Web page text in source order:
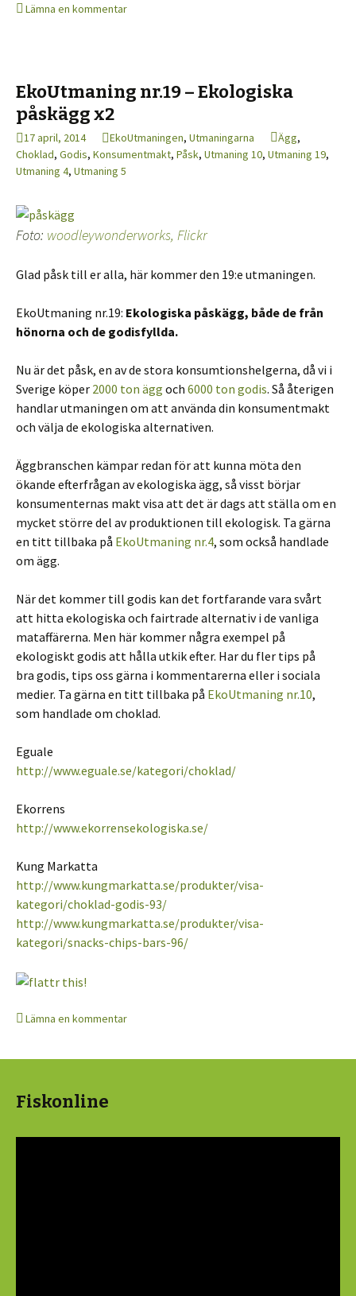
Lämna en kommentar
EkoUtmaning nr.19 – Ekologiska
påskägg x2
17 april, 2014 EkoUtmaningen, Utmaningarna Ägg,
Choklad, Godis, Konsumentmakt, Påsk, Utmaning 10, Utmaning 19,
Utmaning 4, Utmaning 5
Foto: woodleywonderworks, Flickr
Glad påsk till er alla, här kommer den 19:e utmaningen.
EkoUtmaning nr.19: Ekologiska påskägg, både de från
hönorna och de godisfyllda.
Nu är det påsk, en av de stora konsumtionshelgerna, då vi i
Sverige köper 2000 ton ägg och 6000 ton godis. Så återigen
handlar utmaningen om att använda din konsumentmakt
och välja de ekologiska alternativen.
Äggbranschen kämpar redan för att kunna möta den
ökande efterfrågan av ekologiska ägg, så visst börjar
konsumenternas makt visa att det är dags att ställa om en
mycket större del av produktionen till ekologisk. Ta gärna
en titt tillbaka på EkoUtmaning nr.4, som också handlade
om ägg.
När det kommer till godis kan det fortfarande vara svårt
att hitta ekologiska och fairtrade alternativ i de vanliga
mataffärerna. Men här kommer några exempel på
ekologiskt godis att hålla utkik efter. Har du fler tips på
bra godis, tips oss gärna i kommentarerna eller i sociala
medier. Ta gärna en titt tillbaka på EkoUtmaning nr.10,
som handlade om choklad.
Eguale
http://www.eguale.se/kategori/choklad/
Ekorrens
http://www.ekorrensekologiska.se/
Kung Markatta
http://www.kungmarkatta.se/produkter/visa-
kategori/choklad-godis-93/
http://www.kungmarkatta.se/produkter/visa-
kategori/snacks-chips-bars-96/
Lämna en kommentar
Fiskonline